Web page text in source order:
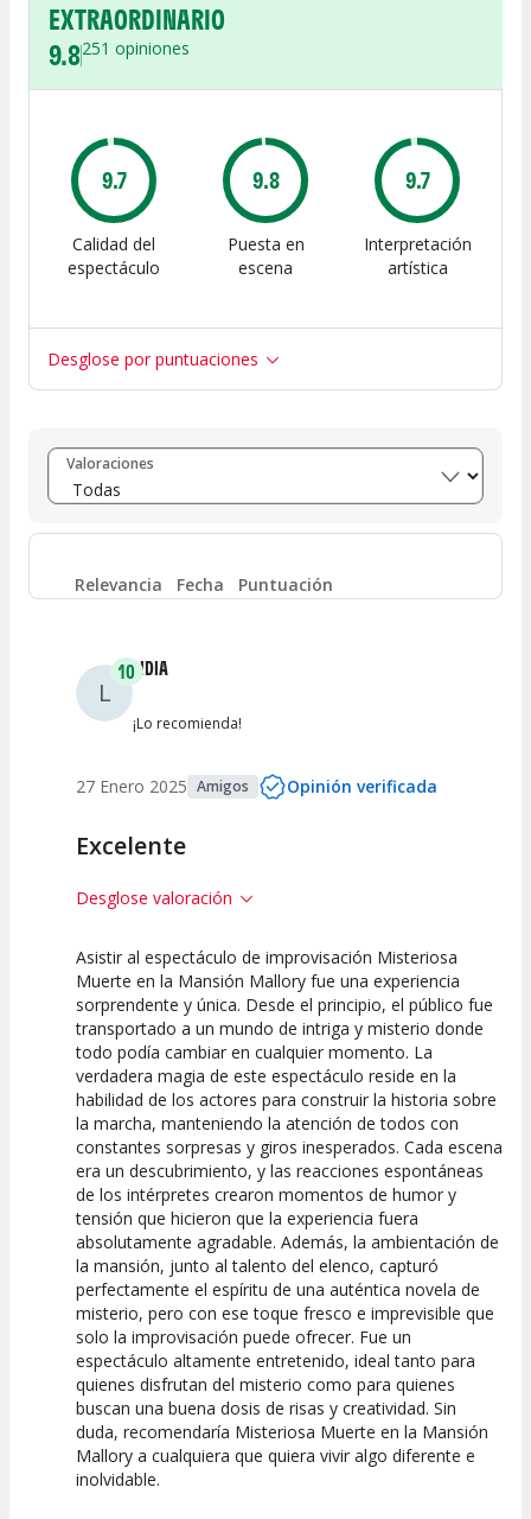
EXTRAORDINARIO
9.8251 opiniones
9.7
Calidad del
espectáculo
9.8
Puesta en
escena
9.7
Interpretación
artística
Desglose por puntuaciones
Entre 8 y 10 (259)
Entre 6 y 8 (5)
Entre 4 y 6 1
Entre 0 y 2
Valoraciones
Relevancia Fecha Puntuación
L
10LIDIA
¡Lo recomienda!
27 Enero 2025 Amigos Opinión verificada
Excelente
Desglose valoración
10
Calidad del
Espectáculo
10
Puesta en
Escena
10
Interpretación
artística
Asistir al espectáculo de improvisación Misteriosa
Muerte en la Mansión Mallory fue una experiencia
sorprendente y única. Desde el principio, el público fue
transportado a un mundo de intriga y misterio donde
todo podía cambiar en cualquier momento. La
verdadera magia de este espectáculo reside en la
habilidad de los actores para construir la historia sobre
la marcha, manteniendo la atención de todos con
constantes sorpresas y giros inesperados. Cada escena
era un descubrimiento, y las reacciones espontáneas
de los intérpretes crearon momentos de humor y
tensión que hicieron que la experiencia fuera
absolutamente agradable. Además, la ambientación de
la mansión, junto al talento del elenco, capturó
perfectamente el espíritu de una auténtica novela de
misterio, pero con ese toque fresco e imprevisible que
solo la improvisación puede ofrecer. Fue un
espectáculo altamente entretenido, ideal tanto para
quienes disfrutan del misterio como para quienes
buscan una buena dosis de risas y creatividad. Sin
duda, recomendaría Misteriosa Muerte en la Mansión
Mallory a cualquiera que quiera vivir algo diferente e
inolvidable.